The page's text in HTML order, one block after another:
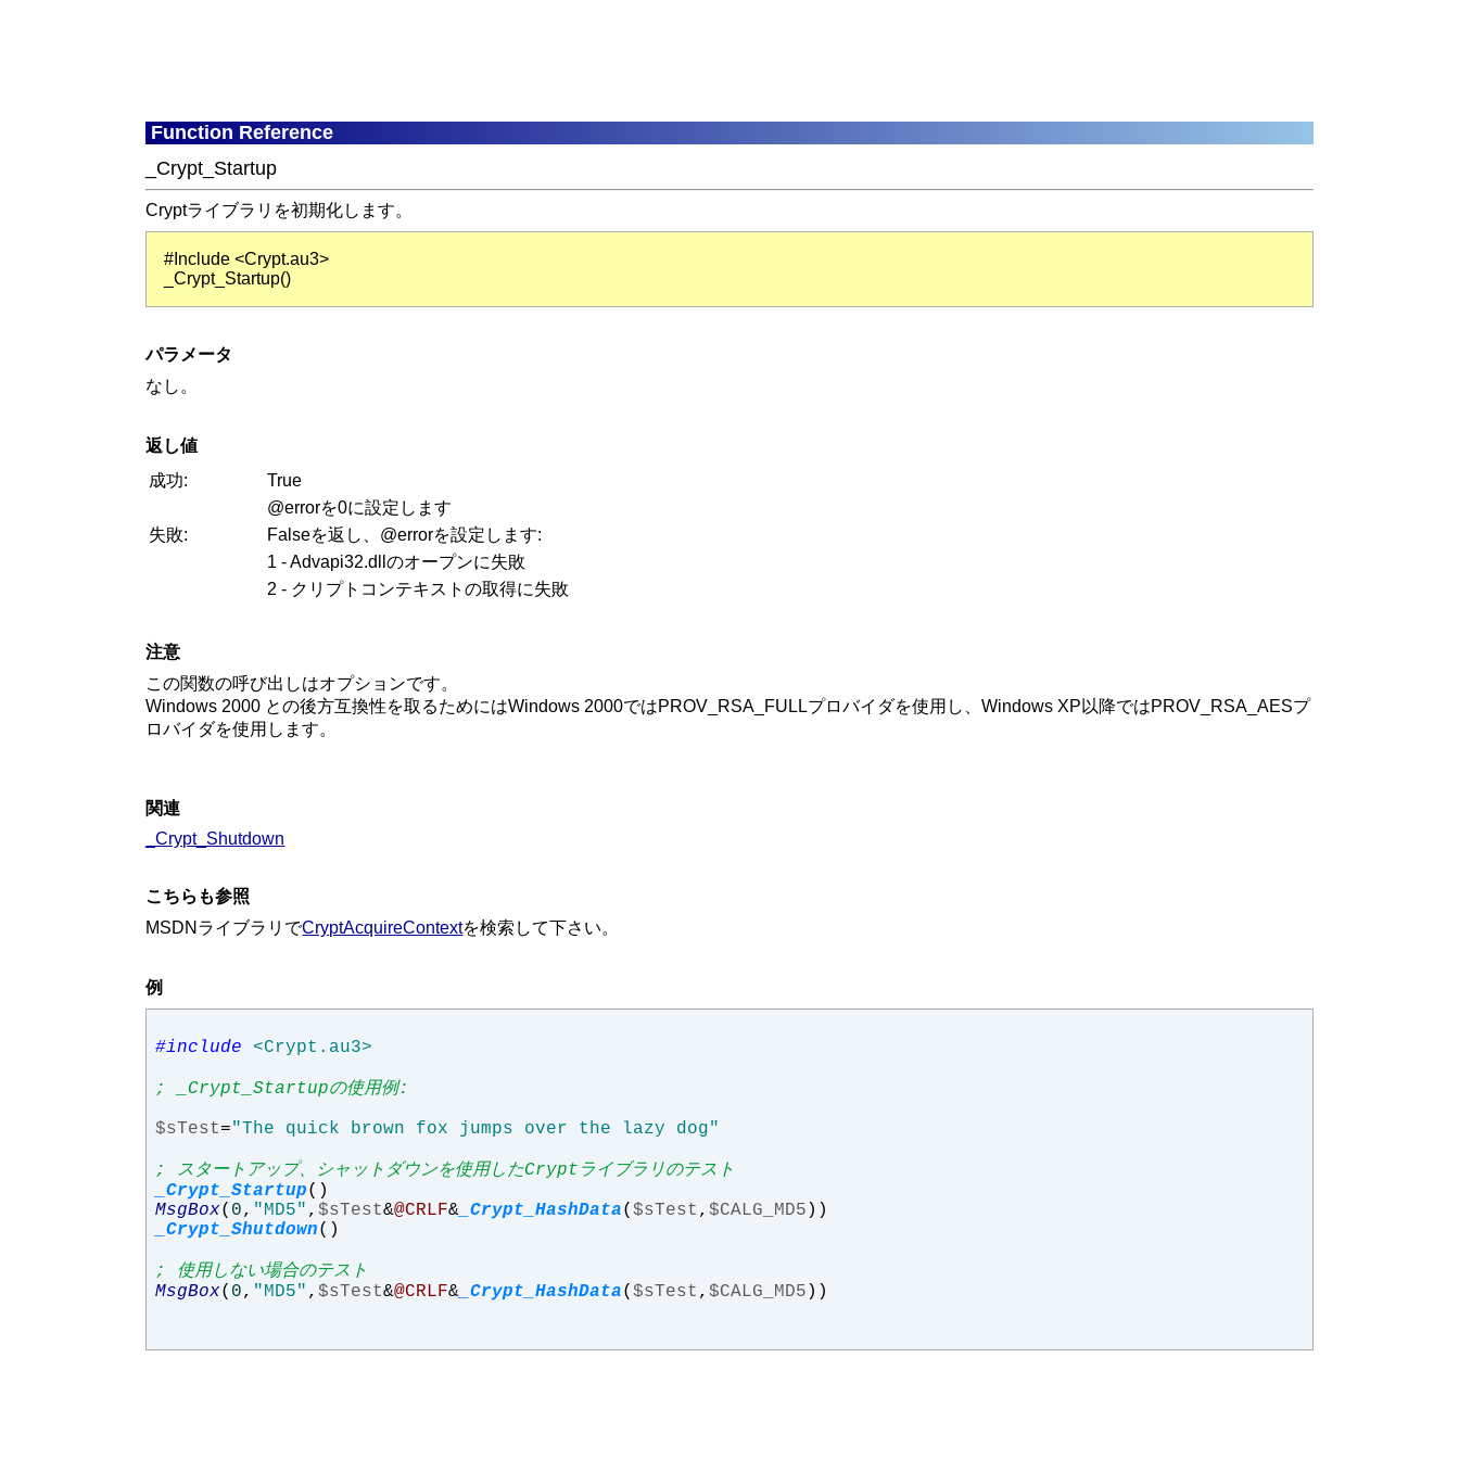
Function Reference
_Crypt_Startup
Cryptライブラリを初期化します。
#Include <Crypt.au3>
_Crypt_Startup()
パラメータ
なし。
返し値
成功:
True
@errorを0に設定します
失敗:
Falseを返し、@errorを設定します:
1 - Advapi32.dllのオープンに失敗
2 - クリプトコンテキストの取得に失敗
注意
この関数の呼び出しはオプションです。
Windows 2000 との後方互換性を取るためにはWindows 2000ではPROV_RSA_FULLプロバイダを使用し、Windows XP以降ではPROV_RSA_AESプ
ロバイダを使用します。
関連
_Crypt_Shutdown
こちらも参照
MSDNライブラリでCryptAcquireContextを検索して下さい。
例
#include <Crypt.au3>
; _Crypt_Startupの使用例:
$sTest="The quick brown fox jumps over the lazy dog"
; スタートアップ、シャットダウンを使用したCryptライブラリのテスト
_Crypt_Startup()
MsgBox( 0, "MD5" ,$sTest&@CRLF& _Crypt_HashData($sTest ,$CALG_MD5 ))
_Crypt_Shutdown()
; 使用しない場合のテスト
MsgBox( 0, "MD5" ,$sTest&@CRLF& _Crypt_HashData($sTest ,$CALG_MD5 ))